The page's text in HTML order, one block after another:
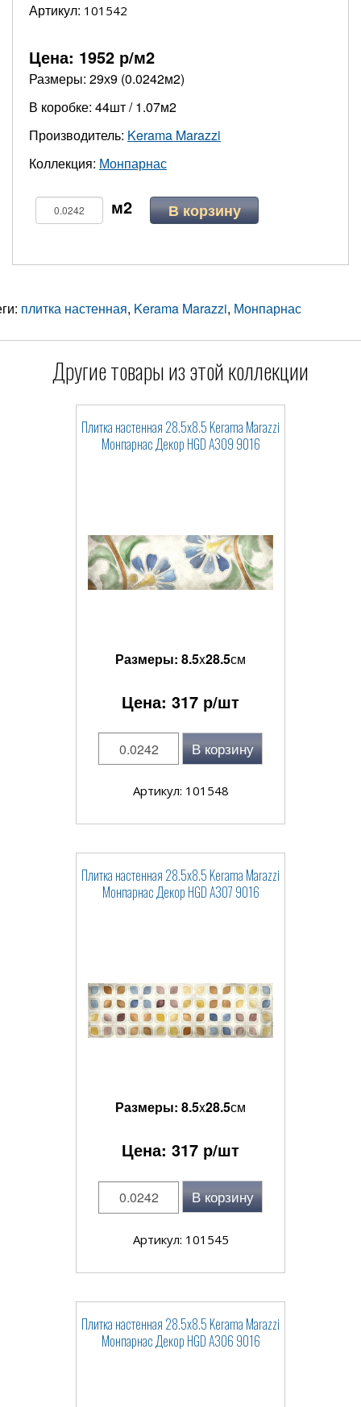
Артикул: 101542
Цена: 1952 р/м2
Размеры: 29х9 (0.0242м2)
В коробке: 44шт / 1.07м2
Производитель: Kerama Marazzi
Коллекция: Монпарнас
В корзину
плитка настенная, Kerama Marazzi, Монпарнас
Другие товары из этой коллекции
Плитка настенная 28.5x8.5 Kerama Marazzi
Монпарнас Декор HGD A309 9016
Размеры: 8.5x28.5см
Цена: 317 р/шт
В корзину
Артикул: 101548
Плитка настенная 28.5x8.5 Kerama Marazzi
Монпарнас Декор HGD A307 9016
Размеры: 8.5x28.5см
Цена: 317 р/шт
В корзину
Артикул: 101545
Плитка настенная 28.5x8.5 Kerama Marazzi
Монпарнас Декор HGD A306 9016